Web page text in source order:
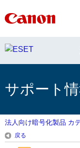
サポート
法人向け暗号化製品 カ
戻る